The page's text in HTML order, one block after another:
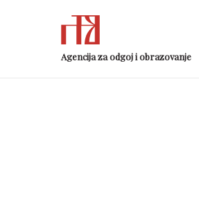
Agencija za odgoj i obrazovanje